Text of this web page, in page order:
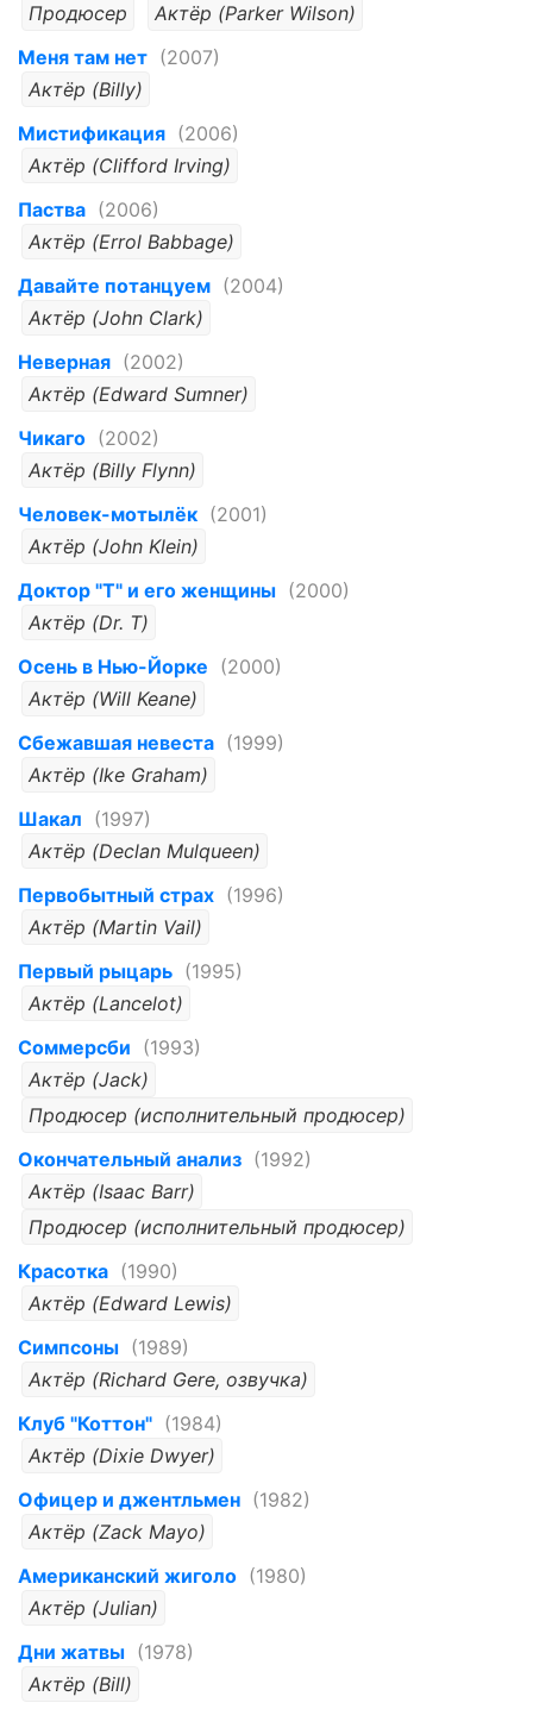
Продюсер
Актёр (Parker Wilson)
Меня там нет (2007)
Актёр (Billy)
Мистификация (2006)
Актёр (Clifford Irving)
Паства (2006)
Актёр (Errol Babbage)
Давайте потанцуем (2004)
Актёр (John Clark)
Неверная (2002)
Актёр (Edward Sumner)
Чикаго (2002)
Актёр (Billy Flynn)
Человек-мотылёк (2001)
Актёр (John Klein)
Доктор "Т" и его женщины (2000)
Актёр (Dr. T)
Осень в Нью-Йорке (2000)
Актёр (Will Keane)
Сбежавшая невеста (1999)
Актёр (Ike Graham)
Шакал (1997)
Актёр (Declan Mulqueen)
Первобытный страх (1996)
Актёр (Martin Vail)
Первый рыцарь (1995)
Актёр (Lancelot)
Соммерсби (1993)
Актёр (Jack)
Продюсер (исполнительный продюсер)
Окончательный анализ (1992)
Актёр (Isaac Barr)
Продюсер (исполнительный продюсер)
Красотка (1990)
Актёр (Edward Lewis)
Симпсоны (1989)
Актёр (Richard Gere, озвучка)
Клуб "Коттон" (1984)
Актёр (Dixie Dwyer)
Офицер и джентльмен (1982)
Актёр (Zack Mayo)
Американский жиголо (1980)
Актёр (Julian)
Дни жатвы (1978)
Актёр (Bill)